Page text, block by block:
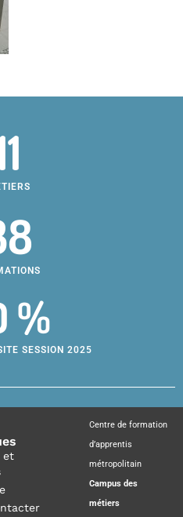
%
SESSION 2025
et
Centre de formation
d’apprentis
métropolitain
Campus des
métiers